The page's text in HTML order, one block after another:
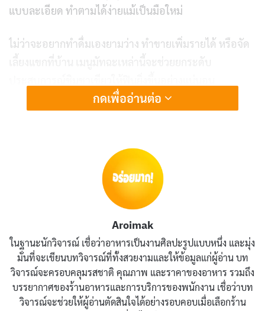
แบบละเอียด ทำตามได้ง่ายแม้เป็นมือใหม่
ไม่ว่าจะอยากทำดื่มเองยามว่าง ทำขายเพิ่มรายได้ หรือจัด
เลี้ยงแขกที่บ้าน เมนูมัทฉะเหล่านี้จะช่วยยกระดับ
เคล็ดลับการเลือกผงมัทฉะ
ที่จะทำให้เครื่องดื่มและขนมออกมาหอมอร่อย
ตามต้องการ ผงมัทฉะแบ่งออกเป็น 2 เกรดหลัก ได้แก่
Ceremonial Grade สำหรับดื่มเพียวๆ และ Culinary Grade
สำหรับทำเครื่องดื่มผสมและขนม
ผงมัทฉะคุณภาพดีควรมีสีเขียวสดใส กลิ่นหอมละมุน และ
ละลายได้ดีเมื่อตีกับน้ำ หากผงมีสีเหลืองหรือน้ำตาล แสดง
ว่าคุณภาพต่ำหรือเก็บรักษาไม่ดี การเก็บผงมัทฉะควรปิด
ผนึกแน่นและเก็บในตู้เย็นเพื่อรักษาความสดใหม่
กดเพื่ออ่านต่อ
Aroimak
ในฐานะนักวิจารณ์ เชื่อว่าอาหารเป็นงานศิลปะรูปแบบหนึ่ง และมุ่ง
มั่นที่จะเขียนบทวิจารณ์ที่ทั้งสวยงามและให้ข้อมูลแก่ผู้อ่าน บท
วิจารณ์จะครอบคลุมรสชาติ คุณภาพ และราคาของอาหาร รวมถึง
บรรยากาศของร้านอาหารและการบริการของพนักงาน เชื่อว่าบท
วิจารณ์จะช่วยให้ผู้อ่านตัดสินใจได้อย่างรอบคอบเมื่อเลือกร้าน